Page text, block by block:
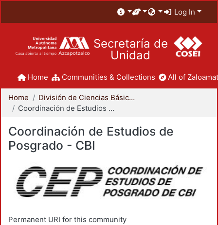
Log In
Secretaría de
Unidad
Home Communities & Collections All of
Home
División de Ciencias Básicas e Ingeniería
Coordinación de Estudios de Posgrado - CBI
Coordinación de Estudios de
Posgrado - CBI
Permanent URI for this community